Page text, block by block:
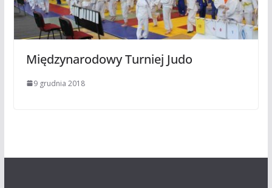
Międzynarodowy Turniej Judo
9 grudnia 2018